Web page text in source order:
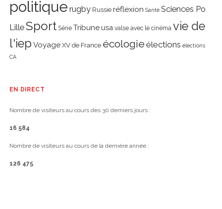
politique rugby Russie réflexion Santé Sciences Po
LilleSport Série Tribune usa valse avec le cinéma vie de
l'iep Voyage XV de France écologie élections élections
CA
EN DIRECT
Nombre de visiteurs au cours des 30 derniers jours :
16 584
Nombre de visiteurs au cours de la dernière année :
126 475